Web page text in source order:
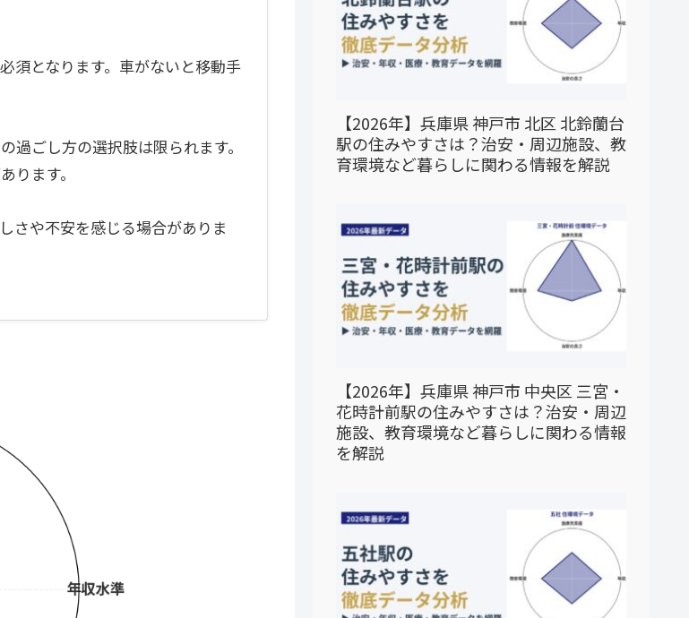
須となります。車がないと移動手
ごし方の選択肢は限られます。
ります。
さや不安を感じる場合がありま
【2026年】兵庫県 神戸市 北区 北鈴蘭台
駅の住みやすさは？治安・周辺施設、教
育環境など暮らしに関わる情報を解説
【2026年】兵庫県 神戸市 中央区 三宮・
花時計前駅の住みやすさは？治安・周辺
施設、教育環境など暮らしに関わる情報
を解説